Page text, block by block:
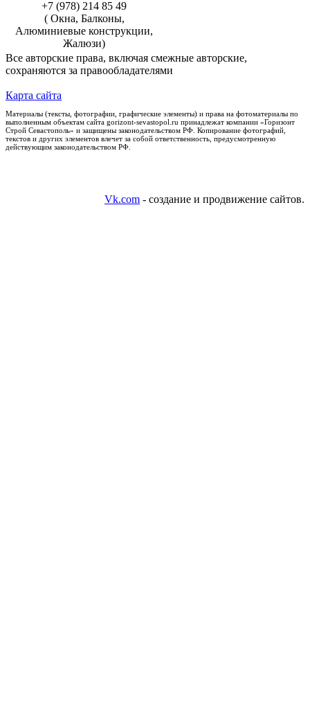
+7 (978) 214 85 49
( Окна, Балконы,
Алюминиевые конструкции,
Жалюзи)
Все авторские права, включая смежные авторские,
сохраняются за правообладателями
Карта сайта
Материалы (тексты, фотографии, графические элементы) и права на фотоматериалы по
выполненным объектам сайта gorizont-sevastopol.ru принадлежат компании «Горизонт
Строй Севастополь» и защищены законодательством РФ. Копирование фотографий,
текстов и других элементов влечет за собой ответственность, предусмотренную
действующим законодательством РФ.
Vk.com - создание и продвижение сайтов.